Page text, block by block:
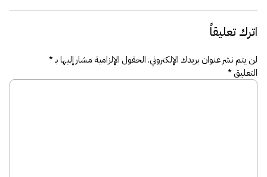
اترك تعليقاً
لن يتم نشر عنوان بريدك الإلكتروني.الحقول الإلزامية مشار إليها بـ*
التعليق*